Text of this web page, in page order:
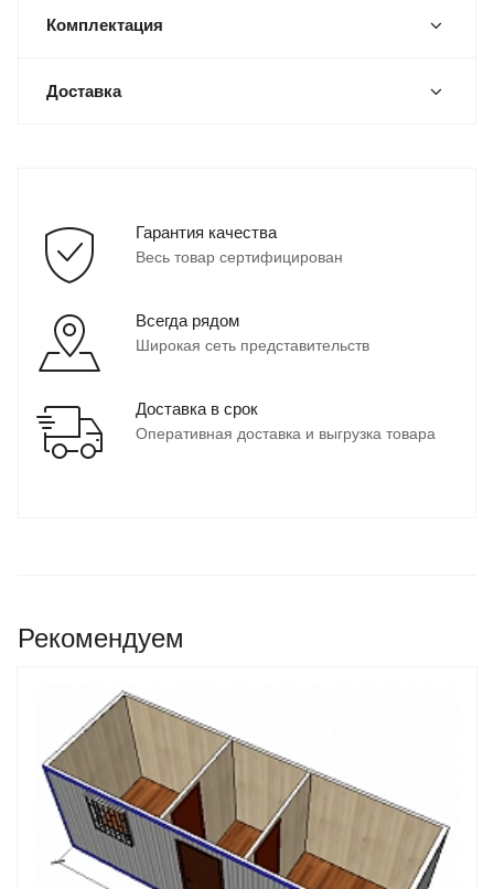
Комплектация
Доставка
Гарантия качества
Весь товар сертифицирован
Всегда рядом
Широкая сеть представительств
Доставка в срок
Оперативная доставка и выгрузка товара
Рекомендуем